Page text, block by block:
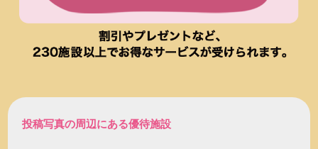
投稿写真の周辺にある優待施設